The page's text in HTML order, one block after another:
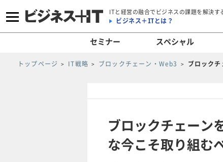
ITと経営の融合でビジネスの課題を解決す
ビジネス＋ITとは？
セミナー スペシャル
トップページ IT戦略 ブロックチェーン・Web3 ブロック
ブロックチェーン
な今こそ取り組む